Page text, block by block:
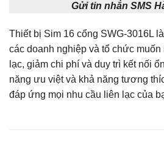
Gửi tin nhắn SMS
Thiết bị Sim 16 cổng SWG-3016L
các doanh nghiệp và tổ chức
lạc, giảm chi phí và duy trì kết nối
năng ưu việt và khả năng tương
đáp ứng mọi nhu cầu liên lạc của